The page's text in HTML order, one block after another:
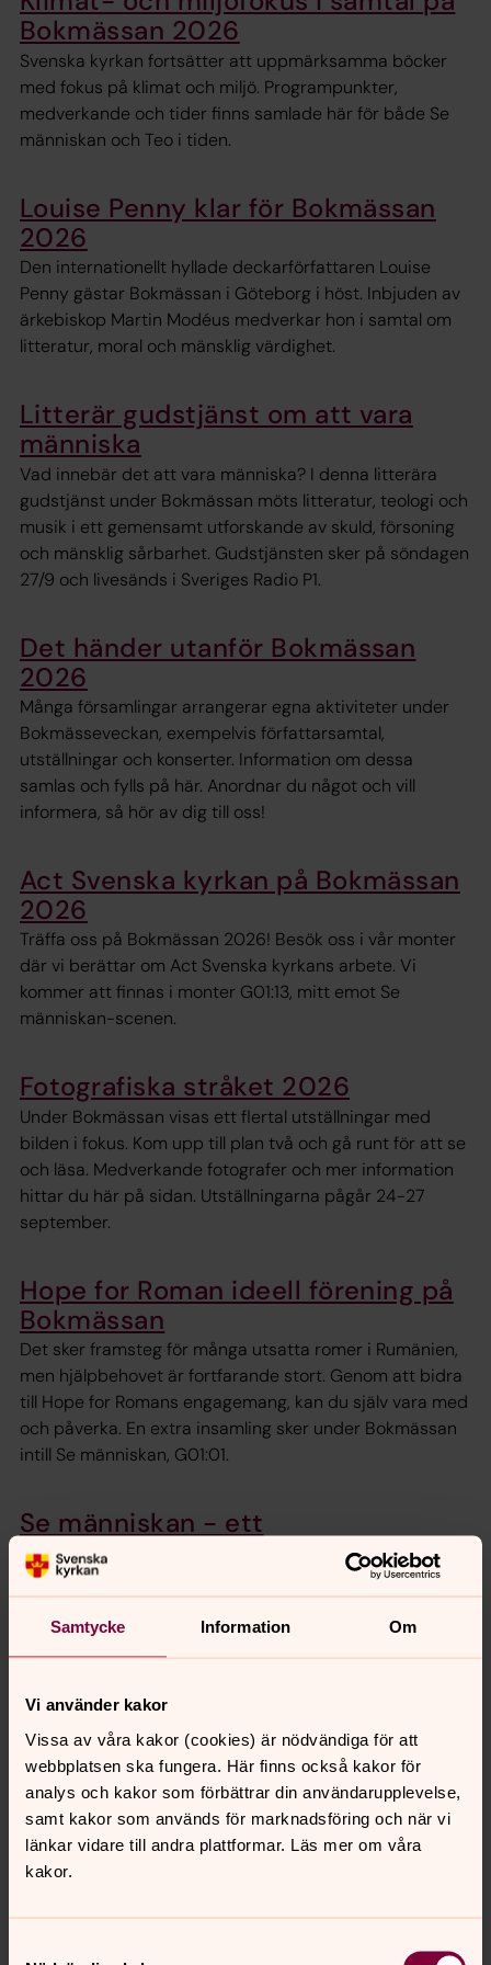
Samtycke Information Om
Vi använder kakor
Vissa av våra kakor (cookies) är nödvändiga för att
webbplatsen ska fungera. Här finns också kakor för
analys och kakor som förbättrar din användarupplevelse,
samt kakor som används för marknadsföring och när vi
länkar vidare till andra plattformar. Läs mer om våra
kakor.
Bokmässan 2026
Svenska kyrkan fortsätter att uppmärksamma böcker
med fokus på klimat och miljö. Programpunkter,
medverkande och tider finns samlade här för både Se
människan och Teo i tiden.
Louise Penny klar för Bokmässan
2026
Den internationellt hyllade deckarförfattaren Louise
Penny gästar Bokmässan i Göteborg i höst. Inbjuden av
ärkebiskop Martin Modéus medverkar hon i samtal om
litteratur, moral och mänsklig värdighet.
Litterär gudstjänst om att vara
människa
Vad innebär det att vara människa? I denna litterära
gudstjänst under Bokmässan möts litteratur, teologi och
musik i ett gemensamt utforskande av skuld, försoning
och mänsklig sårbarhet. Gudstjänsten sker på söndagen
27/9 och livesänds i Sveriges Radio P1.
Det händer utanför Bokmässan
2026
Många församlingar arrangerar egna aktiviteter under
Bokmässeveckan, exempelvis författarsamtal,
utställningar och konserter. Information om dessa
samlas och fylls på här. Anordnar du något och vill
informera, så hör av dig till oss!
Act Svenska kyrkan på Bokmässan
2026
Träffa oss på Bokmässan 2026! Besök oss i vår monter
där vi berättar om Act Svenska kyrkans arbete. Vi
kommer att finnas i monter G01:13, mitt emot Se
människan-scenen.
Fotografiska stråket 2026
Under Bokmässan visas ett flertal utställningar med
bilden i fokus. Kom upp till plan två och gå runt för att se
och läsa. Medverkande fotografer och mer information
hittar du här på sidan. Utställningarna pågår 24-27
september.
Hope for Roman ideell förening på
Bokmässan
Det sker framsteg för många utsatta romer i Rumänien,
men hjälpbehovet är fortfarande stort. Genom att bidra
till Hope for Romans engagemang, kan du själv vara med
och påverka. En extra insamling sker under Bokmässan
intill Se människan, G01:01.
Se människan - ett
miljödiplomerat event
Vi delar ansvaret för att ta hand om den jord vi har fått
en teologisk grund för ett långsiktigt arbete med hållbar
utveckling. Se människan är från och med år 2019
för hållbara event.
Sommar i P1 med Anders
Rosengren 17 juli
Lyssna på läkaren och professorn vid Göteborgs
universitet Anders Rosengren, som har
förenar där sina tankar om hälsa och existens med